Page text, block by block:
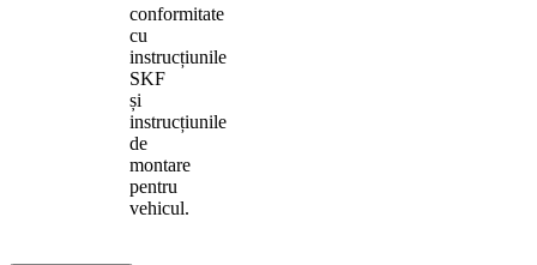
conformitate
cu
instrucțiunile
SKF
și
instrucțiunile
de
montare
pentru
vehicul.